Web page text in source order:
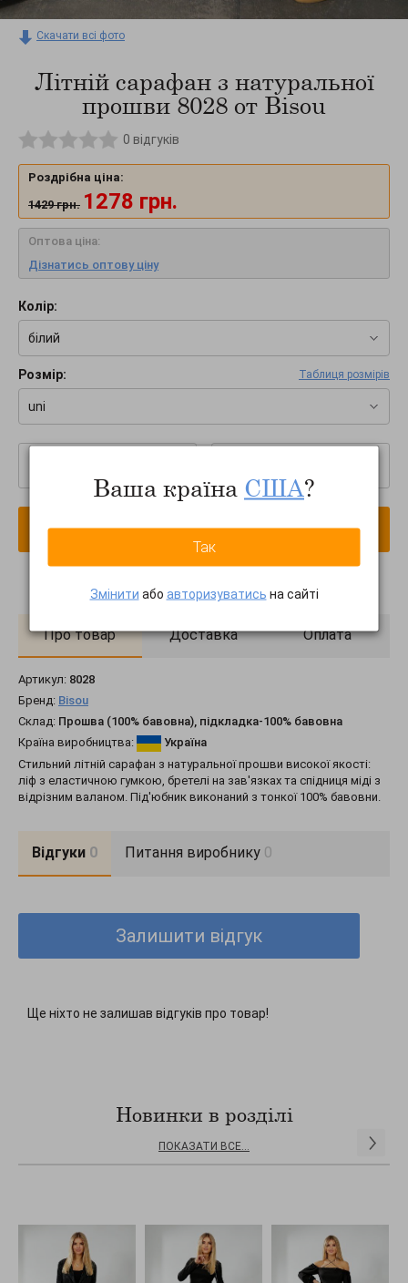
Скачати всі фото
Літній сарафан з натуральної
прошви 8028 от Bisou
0 відгуків
Роздрібна ціна:
1429 грн. 1278 грн.
Оптова ціна:
Дізнатись оптову ціну
Колір:
білий
Розмір: Таблиця розмірів
uni
В кошик
Про товар Доставка Оплата
Артикул: 8028
Бренд: Bisou
Склад: Прошва (100% бавовна), підкладка-100% бавовна
Країна виробництва:
Україна
Стильний літній сарафан з натуральної прошви високої якості:
ліф з еластичною гумкою, бретелі на зав'язках та спідниця міді з
відрізним валаном. Під'юбник виконаний з тонкої 100% бавовни.
Відгуки 0 Питання виробнику 0
Залишити відгук
Ще ніхто не залишав відгуків про товар!
Новинки в розділі
ПОКАЗАТИ ВСЕ...
Ваша країна США?
Так
Змінити або авторизуватись на сайті